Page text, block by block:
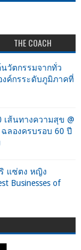
THE COACH
วัตกรรมจากทั่ว
ค์กรระดับภูมิภาคที่
เส้นทางความสุข @
ฉลองครบรอบ 60 ปี
แซ่ตง หญิง
Businesses of